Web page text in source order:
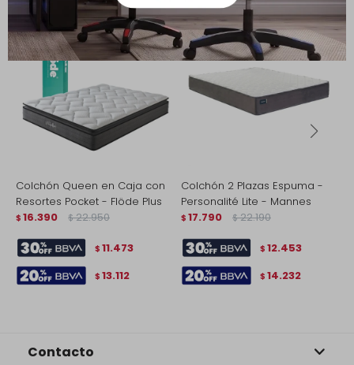
Colchón Queen en Caja con
Resortes Pocket - Flöde Plus
$ 16.390 $ 22.950
$ 11.473
$ 13.112
Colchón 2 Plazas Espuma -
Personalité Lite - Mannes
$ 17.790 $ 22.190
$ 12.453
$ 14.232
Contacto